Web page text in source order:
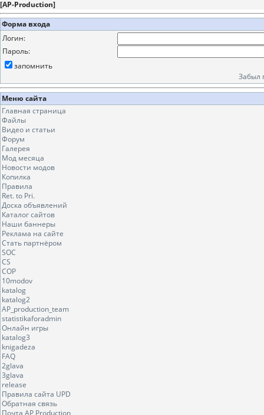
[AP-Production]
Форма входа
Логин:
Пароль:
запомнить
Забыл
Меню сайта
Главная страница
Файлы
Видео и статьи
Форум
Галерея
Мод месяца
Новости модов
Копилка
Правила
Ret. to Pri.
Доска объявлений
Каталог сайтов
Наши баннеры
Реклама на сайте
Стать партнёром
SOC
CS
COP
10modov
katalog
katalog2
AP_production_team
statistikaforadmin
Онлайн игры
katalog3
knigadeza
FAQ
2glava
3glava
release
Правила сайта UPD
Обратная связь
Почта AP Production